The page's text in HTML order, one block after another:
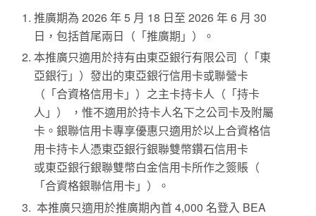
推廣期為 2026 年 5 月 18 日至 2026 年 6 月 30
日，包括首尾兩日（「推廣期」）。
本推廣只適用於持有由東亞銀行有限公司（「東
亞銀行」）發出的東亞銀行信用卡或聯營卡
（「合資格信用卡」）之主卡持卡人（「持卡
人」） ，惟不適用於持卡人名下之公司卡及附屬
卡。銀聯信用卡專享優惠只適用於以上合資格信
用卡持卡人憑東亞銀行銀聯雙幣鑽石信用卡
或東亞銀行銀聯雙幣白金信用卡所作之簽賬（
「合資格銀聯信用卡」）。
本推廣只適用於推廣期內首 4,000 名登入 BEA